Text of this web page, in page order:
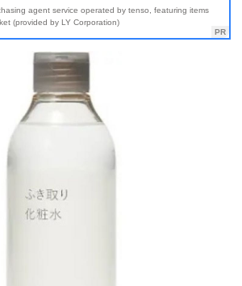
agent service operated by tenso, featuring items
(provided by LY Corporation)